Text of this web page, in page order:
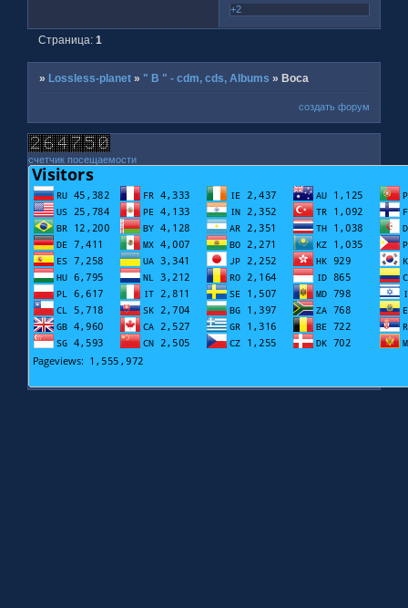
+2
Страница:1
»Lossless-planet » " B " - cdm, cds, Albums »Boca
создать форум
счетчик посещаемости